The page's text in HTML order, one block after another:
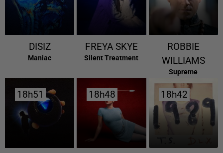
DISIZ
Maniac
FREYA SKYE
Silent Treatment
ROBBIE
WILLIAMS
Supreme
18h51
18h51 18h48
18h48 18h42
18h42